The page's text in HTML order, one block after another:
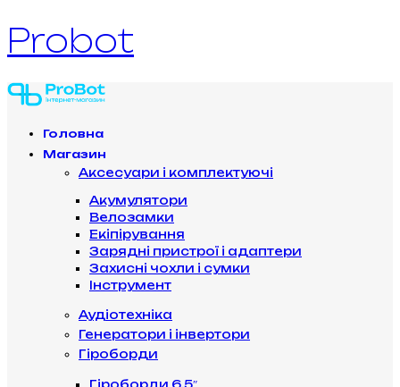
Probot
Головна
Магазин
Аксесуари і комплектуючі
Акумулятори
Велозамки
Екіпірування
Зарядні пристрої і адаптери
Захисні чохли і сумки
Інструмент
Аудіотехніка
Генератори і інвертори
Гіроборди